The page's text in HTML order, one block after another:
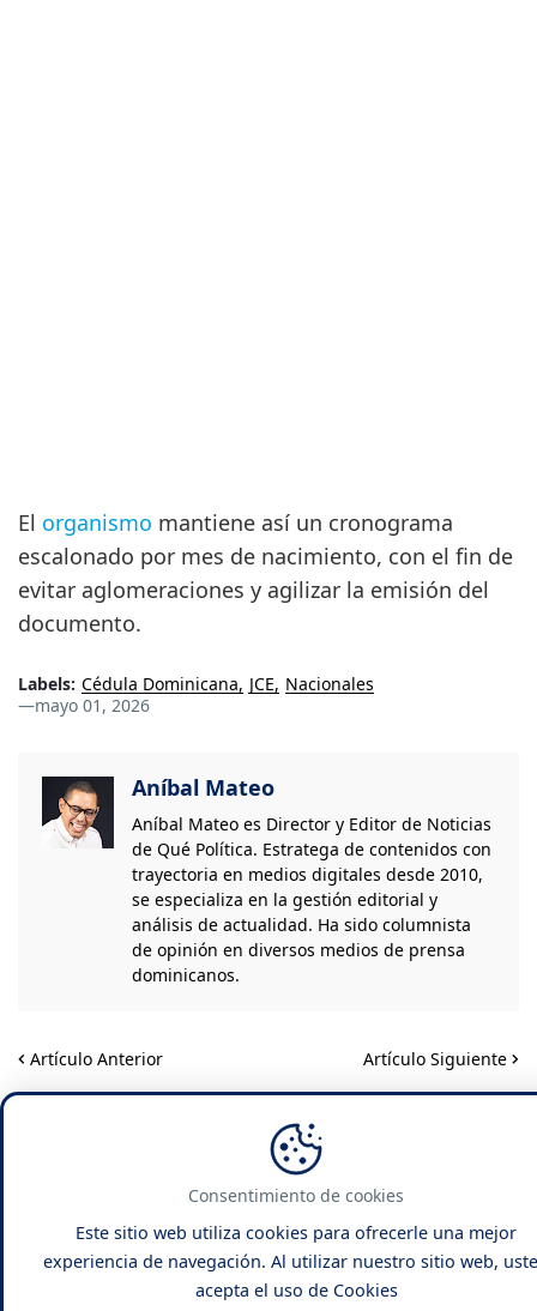
El organismo mantiene así un cronograma
escalonado por mes de nacimiento, con el fin de
evitar aglomeraciones y agilizar la emisión del
documento.
Labels: Cédula Dominicana JCE Nacionales
—mayo 01, 2026
Aníbal Mateo
Aníbal Mateo es Director y Editor de Noticias
de Qué Política. Estratega de contenidos con
trayectoria en medios digitales desde 2010,
se especializa en la gestión editorial y
análisis de actualidad. Ha sido columnista
de opinión en diversos medios de prensa
dominicanos.
Artículo Anterior Artículo Siguiente
NACIONALES
Lo que prohíbe el
Tribunal Constitucional a
juntas de vecinos
Consentimiento de cookies
Este sitio web utiliza cookies para ofrecerle una mejor
experiencia de navegación. Al utilizar nuestro sitio web,
acepta el uso de Cookies